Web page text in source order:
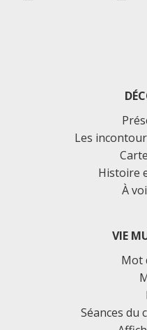
Les
Histoire
À
VIE
Mot
Séances du